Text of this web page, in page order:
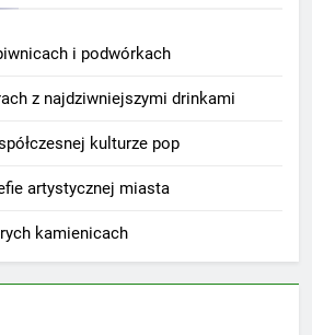
i podwórkach
z najdziwniejszymi drinkami
kulturze pop
artystycznej miasta
kamienicach